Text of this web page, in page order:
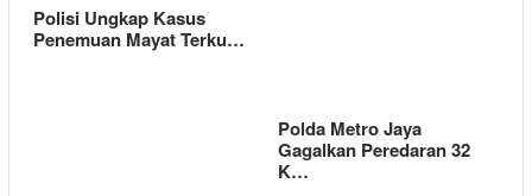
Polisi Ungkap Kasus
Penemuan Mayat Terku…
Polda Metro Jaya
Gagalkan Peredaran 32
K…